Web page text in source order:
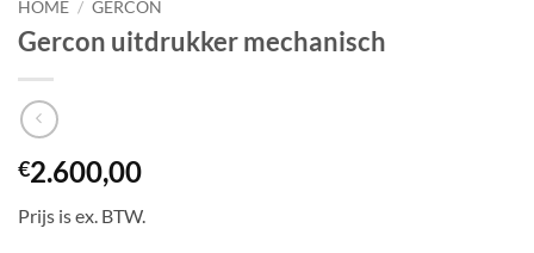
HOME / GERCON
Gercon uitdrukker mechanisch
€2.600,00
Prijs is ex. BTW.